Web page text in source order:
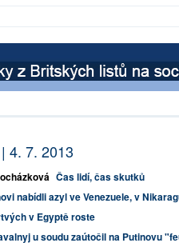
4. 7. 2013
Čas lidí, čas skutků
nabídli azyl ve Venezuele, v
v Egyptě roste
u soudu zaútočil na Putinovu